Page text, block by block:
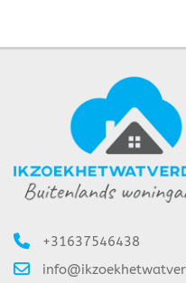
+31637546438